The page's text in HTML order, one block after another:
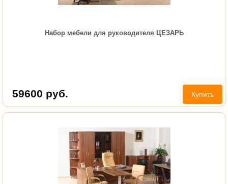
Набор мебели для руководителя ЦЕЗАРЬ
59600 руб. Купить